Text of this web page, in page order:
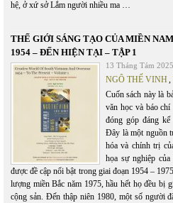
hệ, ở xứ sở Lắm người nhiều ma …
THẾ GIỚI SÁNG TẠO CỦA MIỀN
1954 – ĐẾN HIỆN TẠI – TẬP 1
13 Tháng Tám 2025
NGÔ THẾ VINH
Cuốn sách này là
văn học và báo
đóng góp đáng kể
Đây là một nguồn
hóa và chính trị
họa sự nghiệp
được đề cập nổi bật trong giai đoạn 1954 –
lượng miền Bắc năm 1975, hầu hết họ đều bị
cộng sản. Đến thập niên 1980, một số người